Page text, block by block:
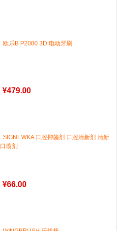
欧乐B P2000 3D 电动牙刷
¥479.00
SIGNEWKA 口腔抑菌剂 口腔清新剂 清新
口喷剂
¥66.00